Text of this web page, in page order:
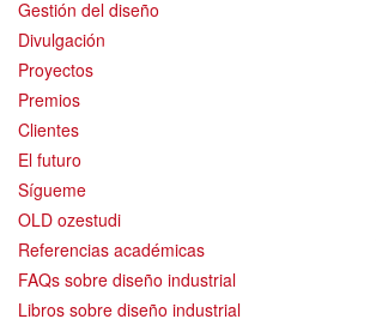
Gestión del diseño
Divulgación
Proyectos
Premios
Clientes
El futuro
Sígueme
OLD ozestudi
Referencias académicas
FAQs sobre diseño industrial
Libros sobre diseño industrial